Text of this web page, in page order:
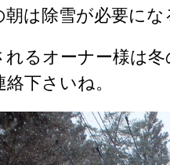
朝は除雪が必要に
れるオーナー様は
絡下さいね。